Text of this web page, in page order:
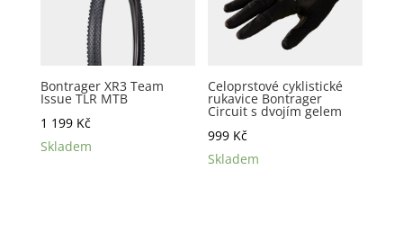
Bontrager XR3 Team
Issue TLR MTB
1 199 Kč
Skladem
Celoprstové cyklistické
rukavice Bontrager
Circuit s dvojím gelem
999 Kč
Skladem